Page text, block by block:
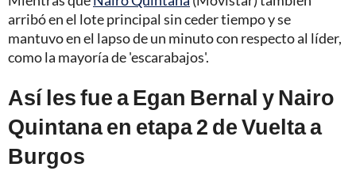
arribó en el lote principal sin ceder tiempo y se
mantuvo en el lapso de un minuto con respecto al líder,
como la mayoría de 'escarabajos'.
Así les fue a Egan Bernal y Nairo
Quintana en etapa 2 de Vuelta a
Burgos